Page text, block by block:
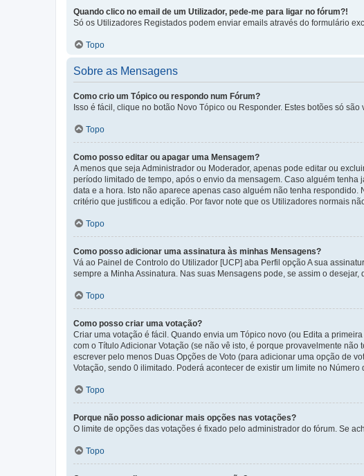
Quando clico no email de um Utilizador, pede-me para ligar no fórum?!
Só os Utilizadores Registados podem enviar emails através do formulário
Topo
Sobre as Mensagens
Como crio um Tópico ou respondo num Fórum?
Isso é fácil, clique no botão Novo Tópico ou Responder. Estes botões só
Topo
Como posso editar ou apagar uma Mensagem?
A menos que seja Administrador ou Moderador, apenas pode editar ou
período limitado de tempo, após o envio da mensagem. Caso alguém
data e a hora. Isto não aparece apenas caso alguém não tenha
critério que justificou a edição. Por favor note que os Utilizadores normais
Topo
Como posso adicionar uma assinatura às minhas Mensagens?
Vá ao Painel de Controlo do Utilizador [UCP] aba Perfil opção A sua
sempre a Minha Assinatura. Nas suas Mensagens pode, se assim o desejar,
Topo
Como posso criar uma votação?
Criar uma votação é fácil. Quando envia um Tópico novo (ou Edita a
com o Título Adicionar Votação (se não vê isto, é porque provavelmente
escrever pelo menos Duas Opções de Voto (para adicionar uma opção de
Votação, sendo 0 ilimitado. Poderá acontecer de existir um limite no
Topo
Porque não posso adicionar mais opções nas votações?
O limite de opções das votações é fixado pelo administrador do fórum. Se
Topo